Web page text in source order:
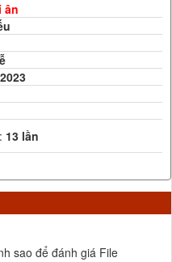
ân
13 lần
sao để đánh giá File